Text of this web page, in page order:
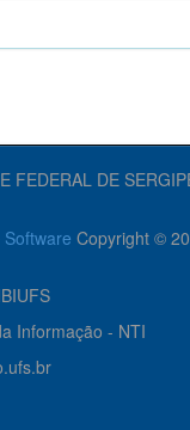
FEDERAL DE
Copyright ©
Informação - NTI